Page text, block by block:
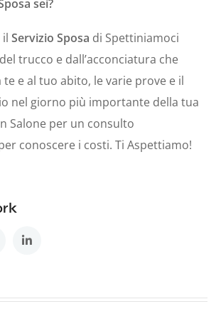
sei?
Servizio Sposa di Spettiniamoci
trucco e dall’acconciatura che
te e al tuo abito, le varie prove e il
nel giorno più importante della tua
Salone per un consulto
conoscere i costi. Ti Aspettiamo!